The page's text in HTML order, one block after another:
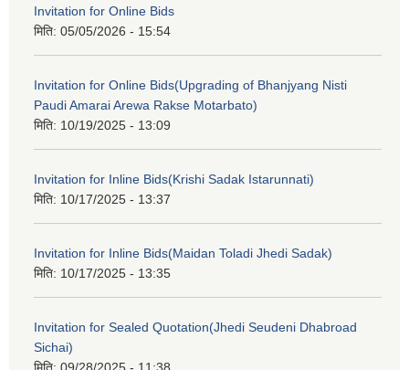
Invitation for Online Bids
मिति: 05/05/2026 - 15:54
Invitation for Online Bids(Upgrading of Bhanjyang Nisti
Paudi Amarai Arewa Rakse Motarbato)
मिति: 10/19/2025 - 13:09
Invitation for Inline Bids(Krishi Sadak Istarunnati)
मिति: 10/17/2025 - 13:37
Invitation for Inline Bids(Maidan Toladi Jhedi Sadak)
मिति: 10/17/2025 - 13:35
Invitation for Sealed Quotation(Jhedi Seudeni Dhabroad
Sichai)
मिति: 09/28/2025 - 11:38